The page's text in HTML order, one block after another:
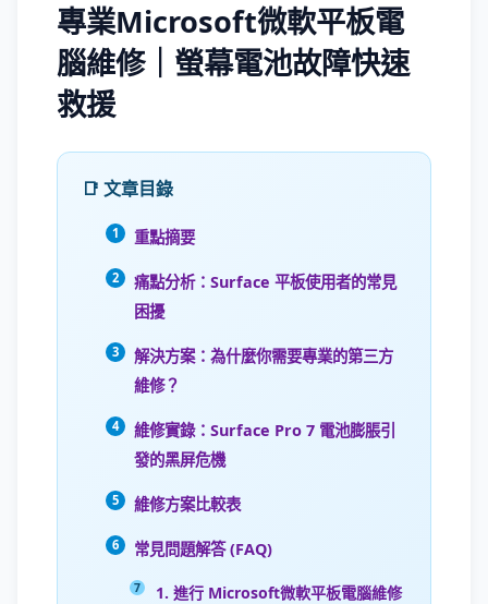
專業Microsoft微軟平板電
腦維修｜螢幕電池故障快速
救援
📑 文章目錄
重點摘要
痛點分析：Surface 平板使用者的常見
困擾
解決方案：為什麼你需要專業的第三方
維修？
維修實錄：Surface Pro 7 電池膨脹引
發的黑屏危機
維修方案比較表
常見問題解答 (FAQ)
1. 進行 Microsoft微軟平板電腦維修